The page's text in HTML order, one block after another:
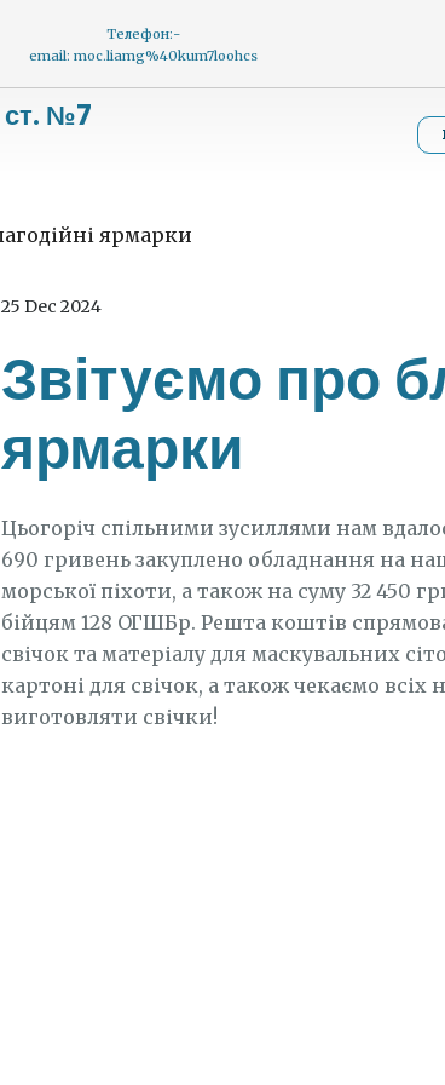
Телефон:-
email: moc.liamg%40kum7loohcs
ст. №7
25 Dec 2024
Звітуємо про
ярмарки
Цьогоріч спільними зусиллями нам
690 гривень закуплено обладнання на
морської піхоти, а також на суму 32 450
бійцям 128 ОГШБр. Решта коштів
свічок та матеріалу для маскувальних
картоні для свічок, а також чекаємо всіх
виготовляти свічки!